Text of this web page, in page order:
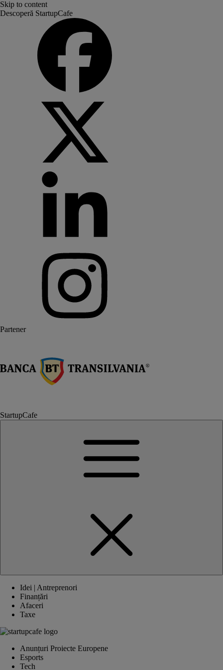
Skip to content
Descoperă StartupCafe
Partener
StartupCafe
Idei | Antreprenori
Finanțări
Afaceri
Taxe
Anunțuri Proiecte Europene
Esports
Tech